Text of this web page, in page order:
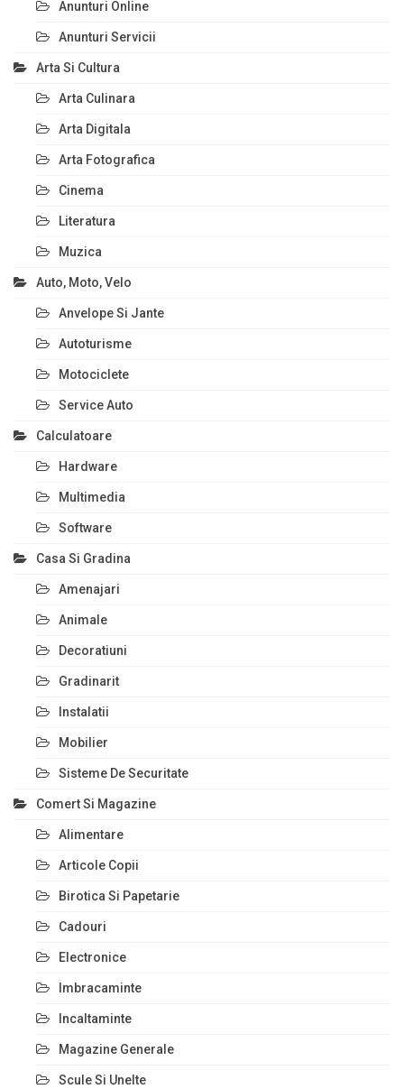
Anunturi Online
Anunturi Servicii
Arta Si Cultura
Arta Culinara
Arta Digitala
Arta Fotografica
Cinema
Literatura
Muzica
Auto, Moto, Velo
Anvelope Si Jante
Autoturisme
Motociclete
Service Auto
Calculatoare
Hardware
Multimedia
Software
Casa Si Gradina
Amenajari
Animale
Decoratiuni
Gradinarit
Instalatii
Mobilier
Sisteme De Securitate
Comert Si Magazine
Alimentare
Articole Copii
Birotica Si Papetarie
Cadouri
Electronice
Imbracaminte
Incaltaminte
Magazine Generale
Scule Si Unelte